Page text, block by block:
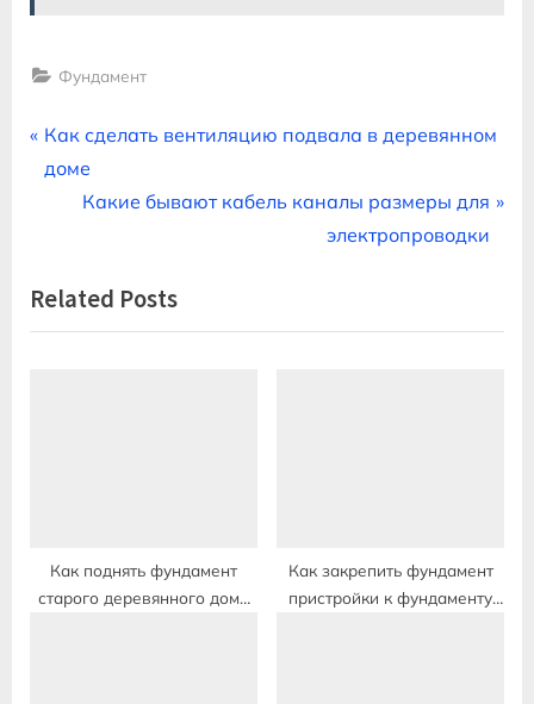
Фундамент
Навигация
по
P
r
o
u
Как сделать вентиляцию подвала в деревянном
доме
N
t
P
Какие бывают кабель каналы размеры для
электропроводки
Related Posts
Как поднять фундамент
старого деревянного дома
Как закрепить фундамент
пристройки к фундаменту